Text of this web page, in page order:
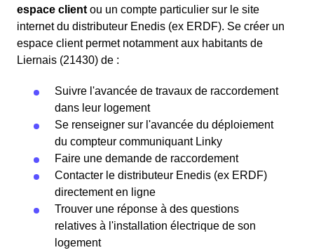
espace client ou un compte particulier sur le site
internet du distributeur Enedis (ex ERDF). Se créer un
espace client permet notamment aux habitants de
Liernais (21430) de :
Suivre l'avancée de travaux de raccordement
dans leur logement
Se renseigner sur l'avancée du déploiement
du compteur communiquant Linky
Faire une demande de raccordement
Contacter le distributeur Enedis (ex ERDF)
directement en ligne
Trouver une réponse à des questions
relatives à l'installation électrique de son
logement